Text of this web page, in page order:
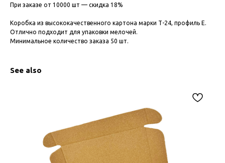
При заказе от 10000 шт — скидка 18%
Коробка из высококачественного картона марки Т-24, профиль Е.
Отлично подходит для упаковки мелочей.
Минимальное количество заказа 50 шт.
See also